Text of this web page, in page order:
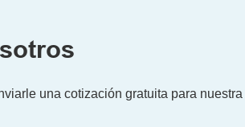
una cotización gratuita para